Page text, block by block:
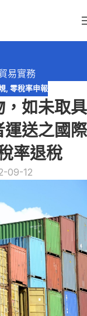
易實務
, 零稅率申報
，如未取具
送之國際
率退稅
09-12